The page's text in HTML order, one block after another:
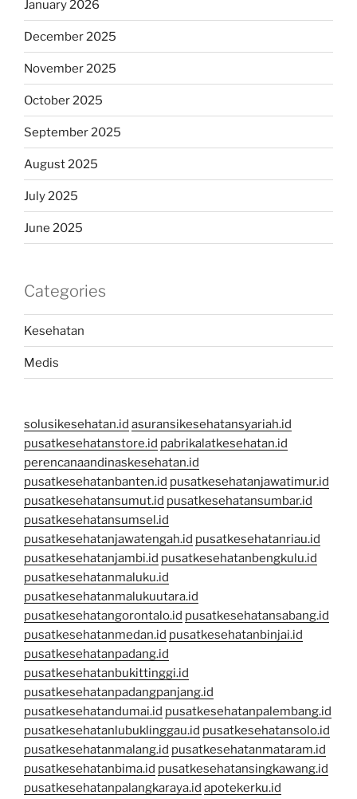
January 2026
December 2025
November 2025
October 2025
September 2025
August 2025
July 2025
June 2025
Categories
Kesehatan
Medis
solusikesehatan.id asuransikesehatansyariah.id
pusatkesehatanstore.id pabrikalatkesehatan.id
perencanaandinaskesehatan.id
pusatkesehatanbanten.id pusatkesehatanjawatimur.id
pusatkesehatansumut.id pusatkesehatansumbar.id
pusatkesehatansumsel.id
pusatkesehatanjawatengah.id pusatkesehatanriau.id
pusatkesehatanjambi.id pusatkesehatanbengkulu.id
pusatkesehatanmaluku.id
pusatkesehatanmalukuutara.id
pusatkesehatangorontalo.id pusatkesehatansabang.id
pusatkesehatanmedan.id pusatkesehatanbinjai.id
pusatkesehatanpadang.id
pusatkesehatanbukittinggi.id
pusatkesehatanpadangpanjang.id
pusatkesehatandumai.id pusatkesehatanpalembang.id
pusatkesehatanlubuklinggau.id pusatkesehatansolo.id
pusatkesehatanmalang.id pusatkesehatanmataram.id
pusatkesehatanbima.id pusatkesehatansingkawang.id
pusatkesehatanpalangkaraya.id apotekerku.id